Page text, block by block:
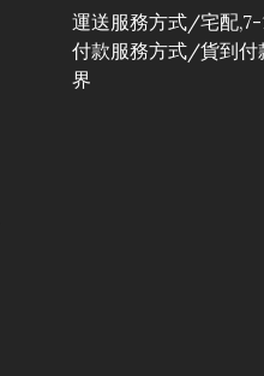
運送服務方式/宅配,7-
付款服務方式/貨到付
界